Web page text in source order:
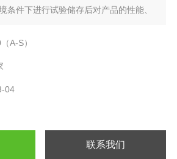
条件下进行试验储存后对产品的性能、
A-S）
04
联系我们